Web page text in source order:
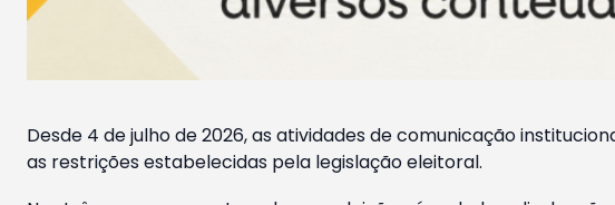
Desde 4 de julho de 2026, as atividades de comunicação
as restrições estabelecidas pela legislação eleitoral.